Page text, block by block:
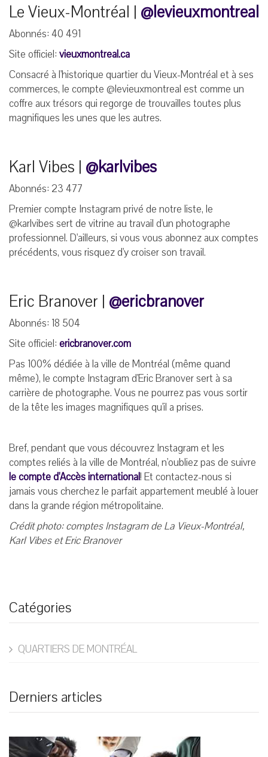
Le Vieux-Montréal | @levieuxmontreal
Abonnés: 40 491
Site officiel: vieuxmontreal.ca
Consacré à l'historique quartier du Vieux-Montréal et à ses
commerces, le compte @levieuxmontreal est comme un
coffre aux trésors qui regorge de trouvailles toutes plus
magnifiques les unes que les autres.
Karl Vibes | @karlvibes
Abonnés: 23 477
Premier compte Instagram privé de notre liste, le
@karlvibes sert de vitrine au travail d'un photographe
professionnel. D'ailleurs, si vous vous abonnez aux comptes
précédents, vous risquez d'y croiser son travail.
Eric Branover | @ericbranover
Abonnés: 18 504
Site officiel: ericbranover.com
Pas 100% dédiée à la ville de Montréal (même quand
même), le compte Instagram d'Eric Branover sert à sa
carrière de photographe. Vous ne pourrez pas vous sortir
de la tête les images magnifiques qu'il a prises.
Bref, pendant que vous découvrez Instagram et les
comptes reliés à la ville de Montréal, n'oubliez pas de suivre
le compte d'Accès international! Et contactez-nous si
jamais vous cherchez le parfait appartement meublé à louer
dans la grande région métropolitaine.
Crédit photo: comptes Instagram de La Vieux-Montréal,
Karl Vibes et Eric Branover
Catégories
QUARTIERS DE MONTRÉAL
Derniers articles